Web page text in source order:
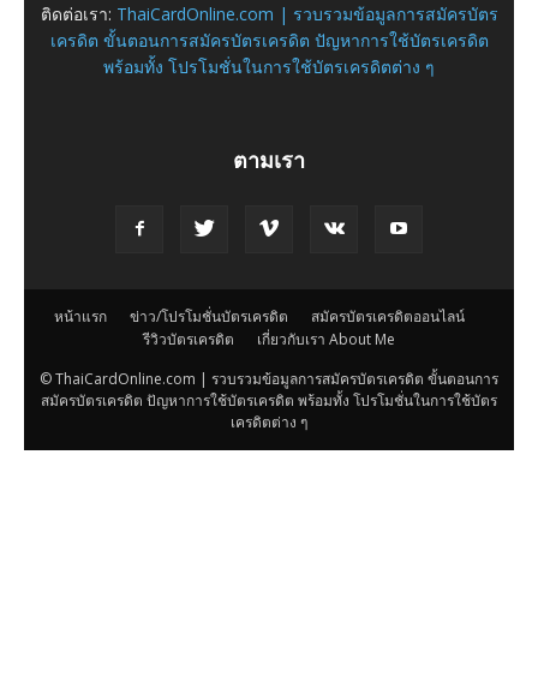
ติดต่อเรา: ThaiCardOnline.com | รวบรวมข้อมูลการสมัครบัตร
เครดิต ขั้นตอนการสมัครบัตรเครดิต ปัญหาการใช้บัตรเครดิต
พร้อมทั้ง โปรโมชั่นในการใช้บัตรเครดิตต่าง ๆ
ตามเรา
หน้าแรก ข่าว/โปรโมชั่นบัตรเครดิต
สมัครบัตรเครดิตออนไลน์
รีวิวบัตรเครดิต
เกี่ยวกับเรา About Me
© ThaiCardOnline.com | รวบรวมข้อมูลการสมัครบัตรเครดิต ขั้นตอนการ
สมัครบัตรเครดิต ปัญหาการใช้บัตรเครดิต พร้อมทั้ง โปรโมชั่นในการใช้บัตร
เครดิตต่าง ๆ